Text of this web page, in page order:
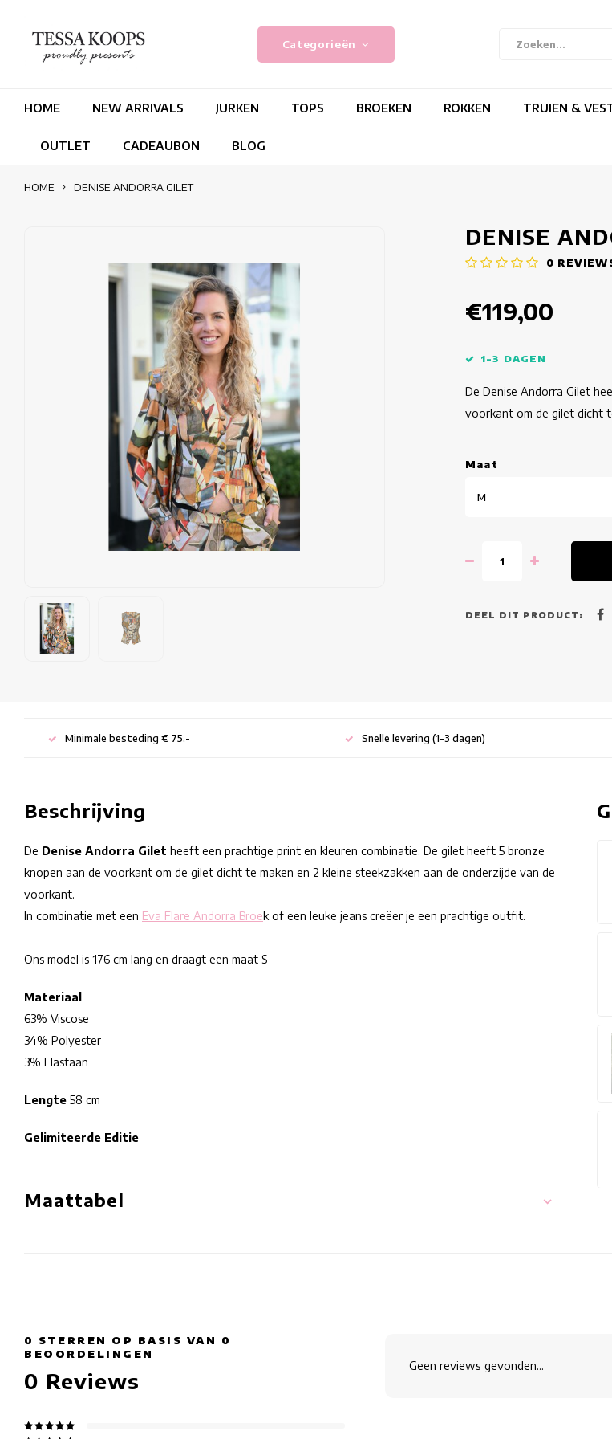
Categorieën
HOME NEW ARRIVALS JURKEN TOPS BROEKEN ROKKEN TRUIEN &
OUTLET CADEAUBON BLOG
HOME DENISE ANDORRA GILET
DENISE
0
€119,00
1-3 DAGEN
De Denise Andorra Gilet
voorkant om de gilet dicht
Maat
M
DEEL DIT PRODUCT:
Minimale besteding € 75,- Snelle levering (1-3 dagen)
Beschrijving
De Denise Andorra Gilet heeft een prachtige print en kleuren combinatie. De gilet heeft 5 bronze
knopen aan de voorkant om de gilet dicht te maken en 2 kleine steekzakken aan de onderzijde van de
voorkant.
In combinatie met een Eva Flare Andorra Broek of een leuke jeans creëer je een prachtige outfit.
Ons model is 176 cm lang en draagt een maat S
Materiaal
63% Viscose
34% Polyester
3% Elastaan
Lengte 58 cm
Gelimiteerde Editie
Maattabel
0 STERREN OP BASIS VAN 0
BEOORDELINGEN
0 Reviews
Geen reviews gevonden...